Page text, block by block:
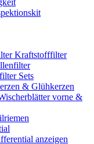
Kraftstofffilter
Sets
& Glühkerzen
vorne &
anzeigen